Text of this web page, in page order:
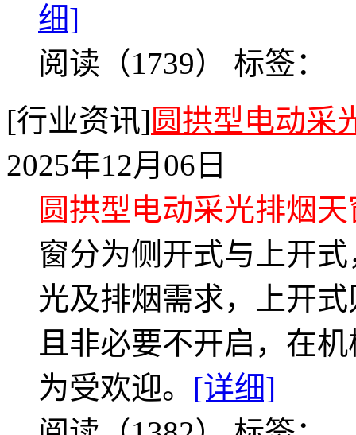
细]
阅读（1739） 标签：
[行业资讯]圆拱型电动采
2025年12月06日
圆拱型电动采光排烟天
窗分为侧开式与上开
光及排烟需求，上开
且非必要不开启，在
为受欢迎。 [详细]